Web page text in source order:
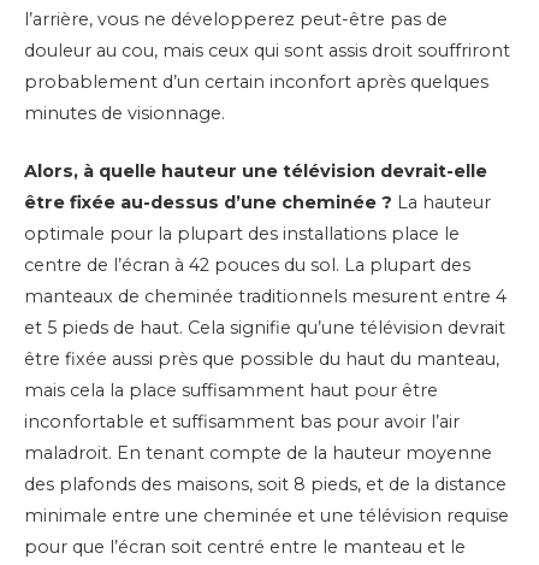
l’arrière, vous ne développerez peut-être pas de
douleur au cou, mais ceux qui sont assis droit souffriront
probablement d’un certain inconfort après quelques
minutes de visionnage.
Alors, à quelle hauteur une télévision devrait-elle
être fixée au-dessus d’une cheminée ? La hauteur
optimale pour la plupart des installations place le
centre de l’écran à 42 pouces du sol. La plupart des
manteaux de cheminée traditionnels mesurent entre 4
et 5 pieds de haut. Cela signifie qu’une télévision devrait
être fixée aussi près que possible du haut du manteau,
mais cela la place suffisamment haut pour être
inconfortable et suffisamment bas pour avoir l’air
maladroit. En tenant compte de la hauteur moyenne
des plafonds des maisons, soit 8 pieds, et de la distance
minimale entre une cheminée et une télévision requise
pour que l’écran soit centré entre le manteau et le